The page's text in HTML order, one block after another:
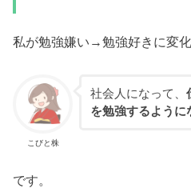
私が勉強嫌い→勉強好きに変化
こびと株
社会人になって、
を勉強するように
です。